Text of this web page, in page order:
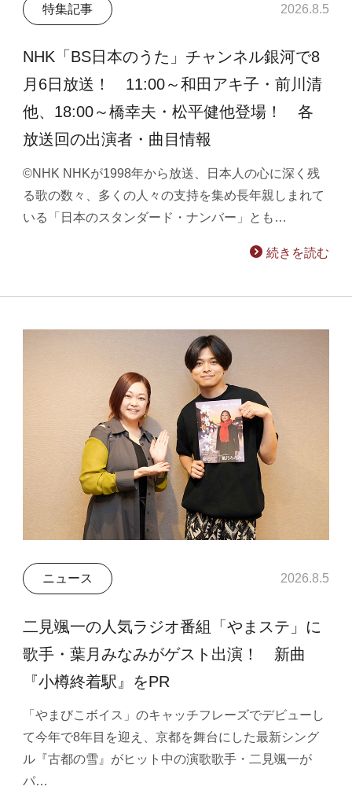
特集記事 2026.8.5
NHK「BS日本のうた」チャンネル銀河で8
月6日放送！ 11:00～和田アキ子・前川清
他、18:00～橋幸夫・松平健他登場！ 各
放送回の出演者・曲目情報
©NHK NHKが1998年から放送、日本人の心に深く残
る歌の数々、多くの人々の支持を集め長年親しまれて
いる「日本のスタンダード・ナンバー」とも…
続きを読む
ニュース 2026.8.5
二見颯一の人気ラジオ番組「やまステ」に
歌手・葉月みなみがゲスト出演！ 新曲
『小樽終着駅』をPR
「やまびこボイス」のキャッチフレーズでデビューし
て今年で8年目を迎え、京都を舞台にした最新シング
ル『古都の雪』がヒット中の演歌歌手・二見颯一が
パ…